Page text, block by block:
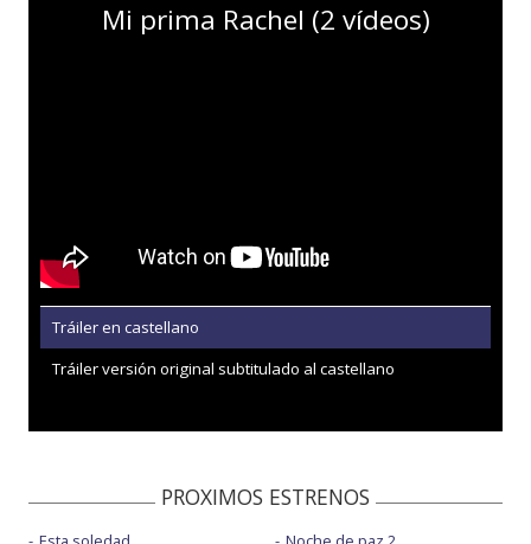
Mi prima Rachel (2 vídeos)
Tráiler en castellano
Tráiler versión original subtitulado al castellano
PROXIMOS ESTRENOS